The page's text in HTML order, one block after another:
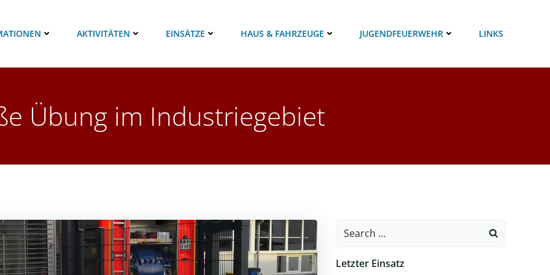
AKTIVITÄTEN EINSÄTZE HAUS & FAHRZEUGE JUGENDFEUERWEHR LINKS
Übung im Industriegebiet
Search
Letzter Einsatz